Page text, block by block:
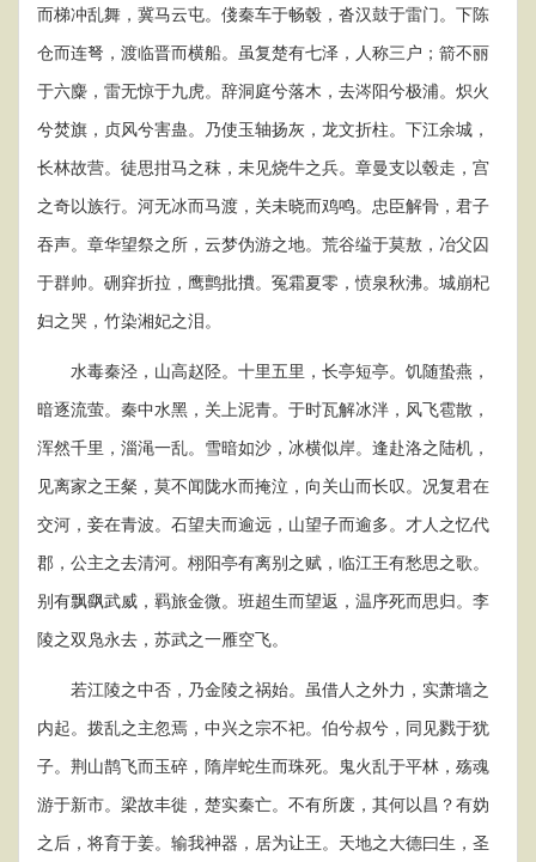
而梯冲乱舞，冀马云屯。俴秦车于畅毂，沓汉鼓于雷门。下陈
仓而连弩，渡临晋而横船。虽复楚有七泽，人称三户；箭不丽
于六麋，雷无惊于九虎。辞洞庭兮落木，去涔阳兮极浦。炽火
兮焚旗，贞风兮害蛊。乃使玉轴扬灰，龙文折柱。下江余城，
长林故营。徒思拑马之秣，未见烧牛之兵。章曼支以毂走，宫
之奇以族行。河无冰而马渡，关未晓而鸡鸣。忠臣解骨，君子
吞声。章华望祭之所，云梦伪游之地。荒谷缢于莫敖，冶父囚
于群帅。硎穽折拉，鹰鹯批㩌。冤霜夏零，愤泉秋沸。城崩杞
妇之哭，竹染湘妃之泪。
水毒秦泾，山高赵陉。十里五里，长亭短亭。饥随蛰燕，
暗逐流萤。秦中水黑，关上泥青。于时瓦解冰泮，风飞雹散，
浑然千里，淄渑一乱。雪暗如沙，冰横似岸。逢赴洛之陆机，
见离家之王粲，莫不闻陇水而掩泣，向关山而长叹。况复君在
交河，妾在青波。石望夫而逾远，山望子而逾多。才人之忆代
郡，公主之去清河。栩阳亭有离别之赋，临江王有愁思之歌。
别有飘飖武威，羁旅金微。班超生而望返，温序死而思归。李
陵之双凫永去，苏武之一雁空飞。
若江陵之中否，乃金陵之祸始。虽借人之外力，实萧墙之
内起。拨乱之主忽焉，中兴之宗不祀。伯兮叔兮，同见戮于犹
子。荆山鹊飞而玉碎，隋岸蛇生而珠死。鬼火乱于平林，殇魂
游于新市。梁故丰徙，楚实秦亡。不有所废，其何以昌？有妫
之后，将育于姜。输我神器，居为让王。天地之大德曰生，圣